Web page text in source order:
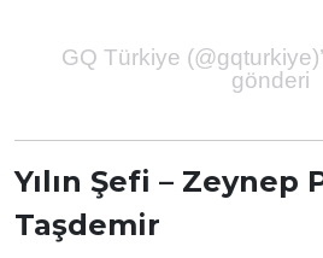
GQ Türkiye
gönderi
Yılın Şefi – Zeynep
Taşdemir